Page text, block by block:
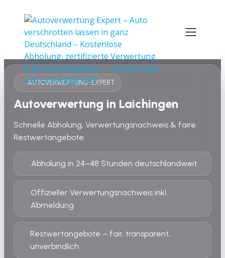
AUTOVERWERTUNG-EXPERT
Autoverwertung in Laichingen
Schnelle Abholung, Verwertungsnachweis & faire
Restwertangebote.
Abholung in 24–48 Stunden deutschlandweit
Offizieller Verwertungsnachweis inkl.
Abmeldung
Restwertangebote – fair, transparent,
unverbindlich